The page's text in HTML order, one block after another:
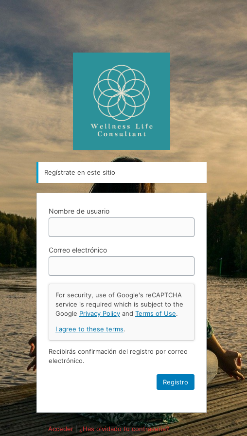
Regístrate en este sitio
Nombre de usuario
Correo electrónico
For security, use of Google's reCAPTCHA
service is required which is subject to the
Google Privacy Policy and Terms of Use.
I agree to these terms.
Recibirás confirmación del registro por correo
electrónico.
Acceder|¿Has olvidado tu contraseña?